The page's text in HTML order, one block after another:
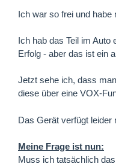
Ich war so frei und
Ich hab das Teil im
Erfolg - aber das ist ein
Jetzt sehe ich, dass
diese über eine VOX-
Das Gerät verfügt leider
Meine Frage ist nun:
Muss ich tatsächlich